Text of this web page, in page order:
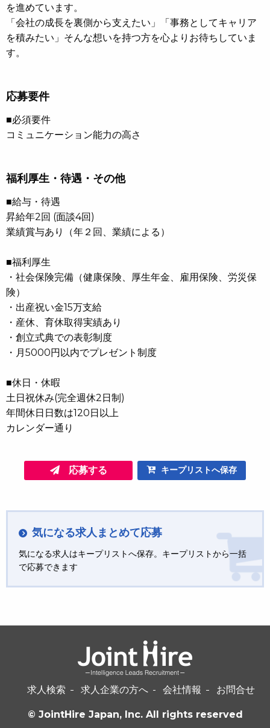
を進めています。
「会社の成長を裏側から支えたい」「事務としてキャリア
を積みたい」そんな想いを持つ方を心よりお待ちしていま
す。
応募要件
■必須要件
コミュニケーション能力の高さ
福利厚生・待遇・その他
■給与・待遇
昇給年2回 (面談4回)
業績賞与あり（年２回、業績による）
■福利厚生
・社会保険完備（健康保険、厚生年金、雇用保険、労災保
険）
・出産祝い金15万支給
・産休、育休取得実績あり
・創立式典での表彰制度
・月5000円以内でプレゼント制度
■休日・休暇
土日祝休み(完全週休2日制)
年間休日日数は120日以上
カレンダー通り
応募する キープリストへ保存
気になる求人まとめて応募
気になる求人はキープリストへ保存。キープリストから一括
で応募できます
求人検索 求人企業の方へ 会社情報 お問合せ
© JointHire Japan, Inc. All rights reserved